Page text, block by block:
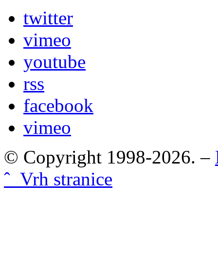
twitter
vimeo
youtube
rss
facebook
vimeo
© Copyright 1998-2026. –
ˆ Vrh stranice